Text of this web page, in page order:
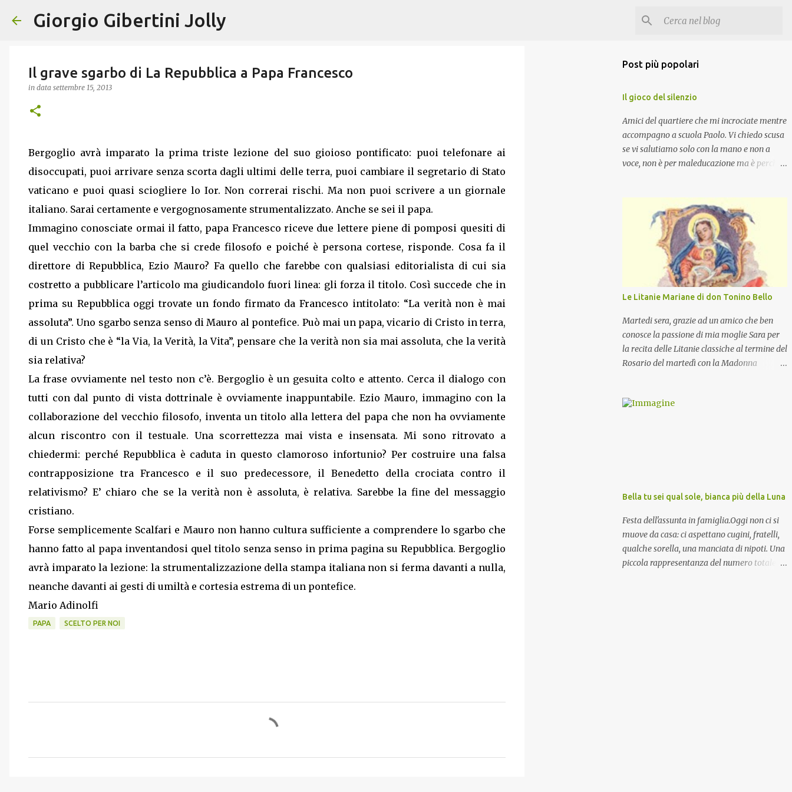
Giorgio Gibertini Jolly
Il grave sgarbo di La Repubblica a Papa Francesco
in data settembre 15, 2013
Bergoglio avrà imparato la prima triste lezione del suo gioioso pontificato: puoi telefonare ai
disoccupati, puoi arrivare senza scorta dagli ultimi delle terra, puoi cambiare il segretario di Stato
vaticano e puoi quasi sciogliere lo Ior. Non correrai rischi. Ma non puoi scrivere a un giornale
italiano. Sarai certamente e vergognosamente strumentalizzato. Anche se sei il papa.
Immagino conosciate ormai il fatto, papa Francesco riceve due lettere piene di pomposi quesiti di
quel vecchio con la barba che si crede filosofo e poiché è persona cortese, risponde. Cosa fa il
direttore di Repubblica, Ezio Mauro? Fa quello che farebbe con qualsiasi editorialista di cui sia
costretto a pubblicare l’articolo ma giudicandolo fuori linea: gli forza il titolo. Così succede che in
prima su Repubblica oggi trovate un fondo firmato da Francesco intitolato: “La verità non è mai
assoluta”. Uno sgarbo senza senso di Mauro al pontefice. Può mai un papa, vicario di Cristo in terra,
di un Cristo che è “la Via, la Verità, la Vita”, pensare che la verità non sia mai assoluta, che la verità
sia relativa?
La frase ovviamente nel testo non c’è. Bergoglio è un gesuita colto e attento. Cerca il dialogo con
tutti con dal punto di vista dottrinale è ovviamente inappuntabile. Ezio Mauro, immagino con la
collaborazione del vecchio filosofo, inventa un titolo alla lettera del papa che non ha ovviamente
alcun riscontro con il testuale. Una scorrettezza mai vista e insensata. Mi sono ritrovato a
chiedermi: perché Repubblica è caduta in questo clamoroso infortunio? Per costruire una falsa
contrapposizione tra Francesco e il suo predecessore, il Benedetto della crociata contro il
relativismo? E’ chiaro che se la verità non è assoluta, è relativa. Sarebbe la fine del messaggio
cristiano.
Forse semplicemente Scalfari e Mauro non hanno cultura sufficiente a comprendere lo sgarbo che
hanno fatto al papa inventandosi quel titolo senza senso in prima pagina su Repubblica. Bergoglio
avrà imparato la lezione: la strumentalizzazione della stampa italiana non si ferma davanti a nulla,
neanche davanti ai gesti di umiltà e cortesia estrema di un pontefice.
Mario Adinolfi
PAPA SCELTO PER NOI
Post più popolari
Il gioco del silenzio
Amici del quartiere che mi incrociate mentre
accompagno a scuola Paolo. Vi chiedo scusa
se vi salutiamo solo con la mano e non a
voce, non è per maleducazione ma è perché
Le Litanie Mariane di don Tonino Bello
Martedi sera, grazie ad un amico che ben
conosce la passione di mia moglie Sara per
la recita delle Litanie classiche al termine del
Rosario del martedì con la Madonna
ritmate sulle invocazioni del Vescovo don
Bella tu sei qual sole, bianca più della Luna
Festa dell'assunta in famiglia.Oggi non ci si
muove da casa: ci aspettano cugini, fratelli,
qualche sorella, una manciata di nipoti. Una
piccola rappresentanza del numero totale